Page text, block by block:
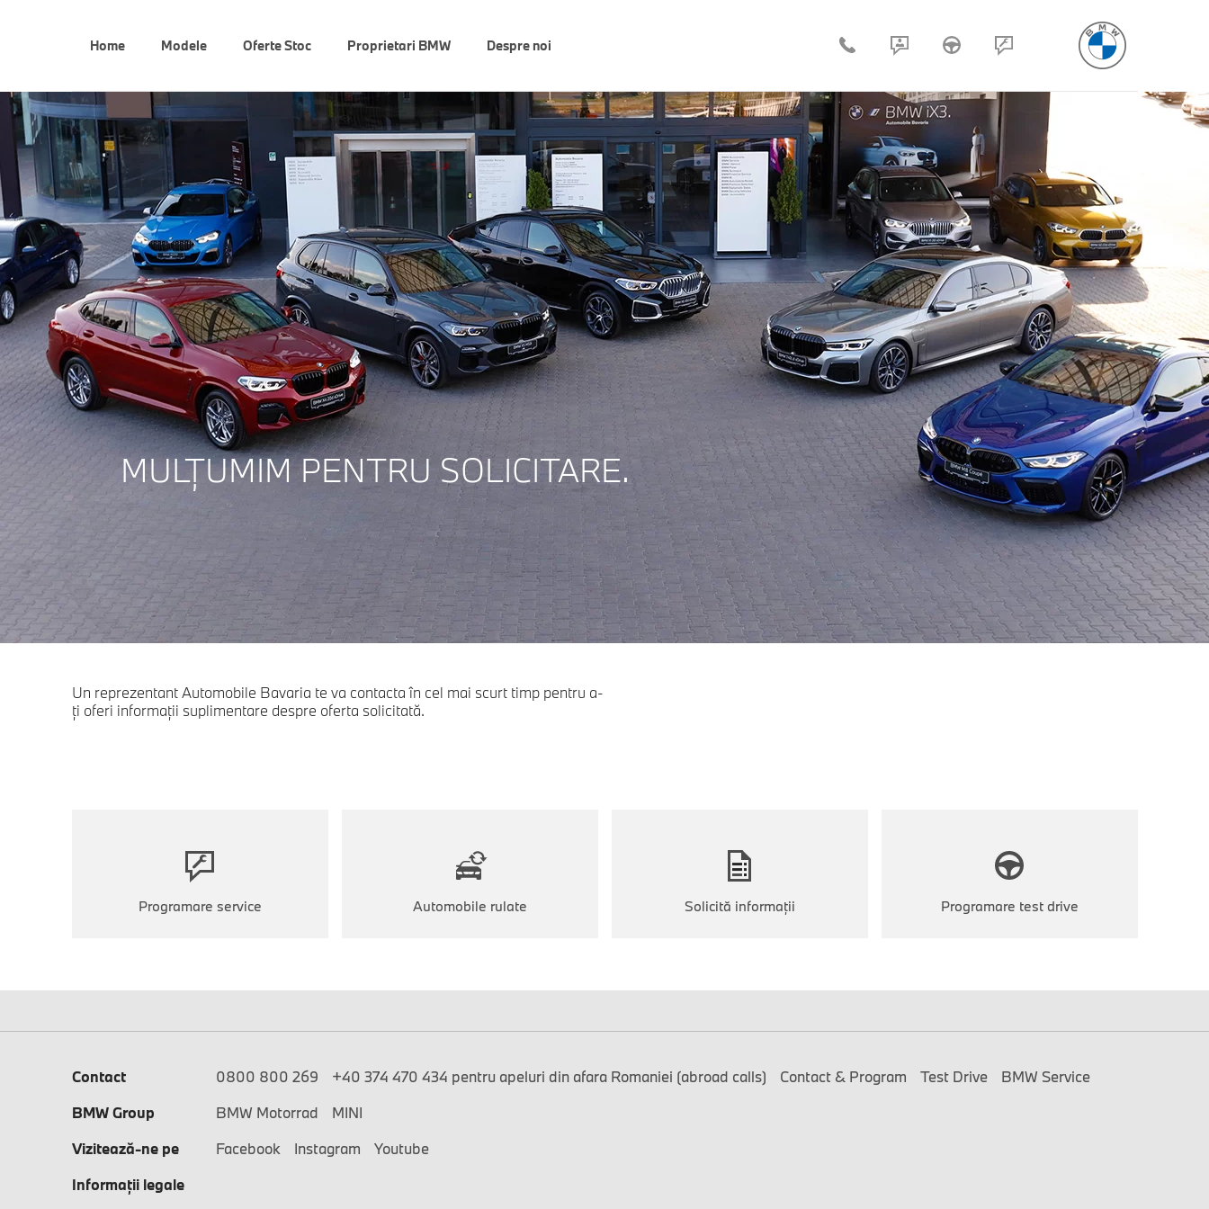
Home Modele Oferte Stoc Proprietari BMW Despre noi
MULŢUMIM PENTRU SOLICITARE.
Un reprezentant Automobile Bavaria te va contacta în cel mai scurt timp pentru a-
ți oferi informaţii suplimentare despre oferta solicitată.
Programare service Automobile rulate Solicită informaţii Programare test drive
Contact 0800 800 269 +40 374 470 434 pentru apeluri din afara Romaniei (abroad calls) Contact & Program Test Drive
BMW Service
BMW Group
BMW Motorrad
MINI
Vizitează-ne pe
Facebook Instagram
Youtube
Informaţii legale